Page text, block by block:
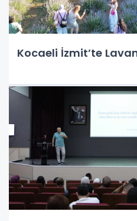
Kocaeli İzmit’te